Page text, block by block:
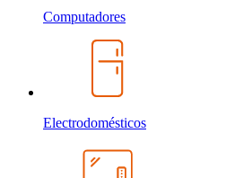
Computadores
Electrodomésticos